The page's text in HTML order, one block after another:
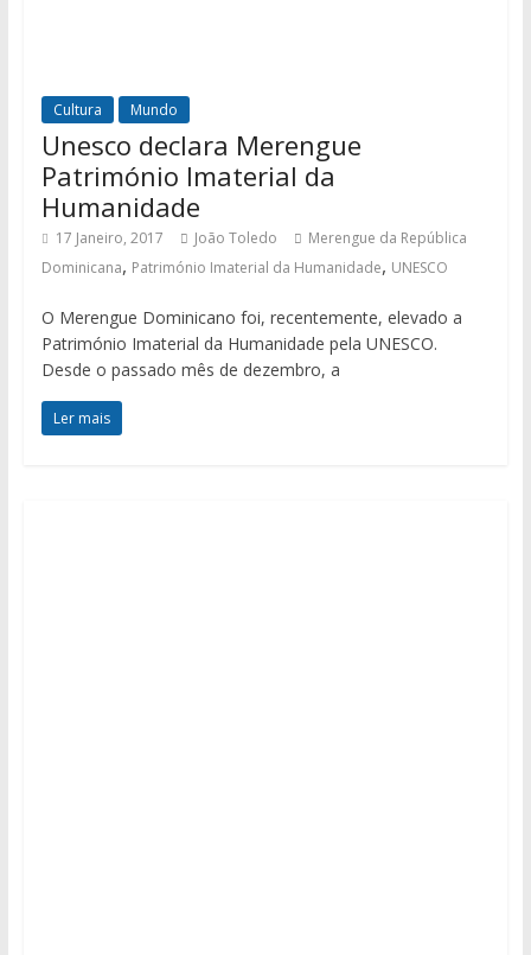
Cultura Mundo
Unesco declara Merengue
Património Imaterial da
Humanidade
17 Janeiro, 2017 João Toledo
Merengue da República
Dominicana, Património Imaterial da Humanidade, UNESCO
O Merengue Dominicano foi, recentemente, elevado a
Património Imaterial da Humanidade pela UNESCO.
Desde o passado mês de dezembro, a
Ler mais